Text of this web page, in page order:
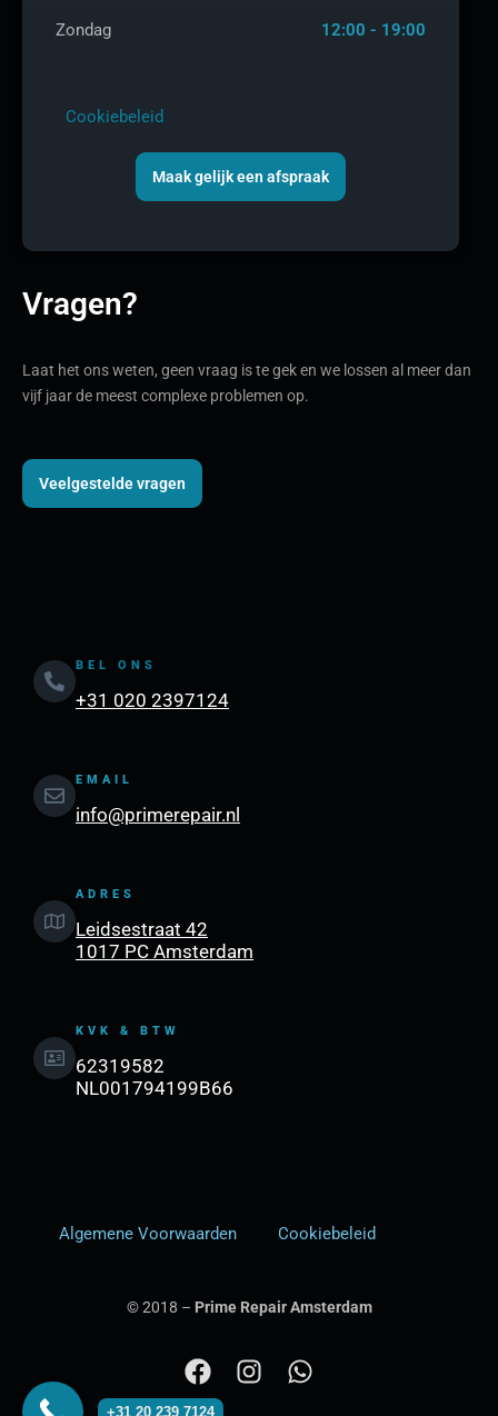
Zondag 12:00 - 19:00
Cookiebeleid
Maak gelijk een afspraak
Vragen?
Laat het ons weten, geen vraag is te gek en we lossen al meer dan
vijf jaar de meest complexe problemen op.
Veelgestelde vragen
BEL ONS
+31 020 2397124
EMAIL
info@primerepair.nl
ADRES
Leidsestraat 42
1017 PC Amsterdam
KVK & BTW
62319582
NL001794199B66
Algemene Voorwaarden Cookiebeleid
© 2018 – Prime Repair Amsterdam
F
a
I W
+31 20 239 7124